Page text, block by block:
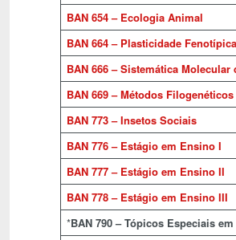
BAN 654 – Ecologia Animal
BAN 664 – Plasticidade
BAN 666 – Sistemática Molecular
BAN 669 – Métodos
BAN 773 – Insetos Sociais
BAN 776 – Estágio em Ensino I
BAN 777 – Estágio em Ensino II
BAN 778 – Estágio em Ensino III
*BAN 790 – Tópicos Especiais